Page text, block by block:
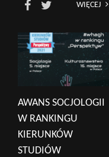
WIĘCEJ
AWANS SOCJOLOGII
W RANKINGU
KIERUNKÓW
STUDIÓW